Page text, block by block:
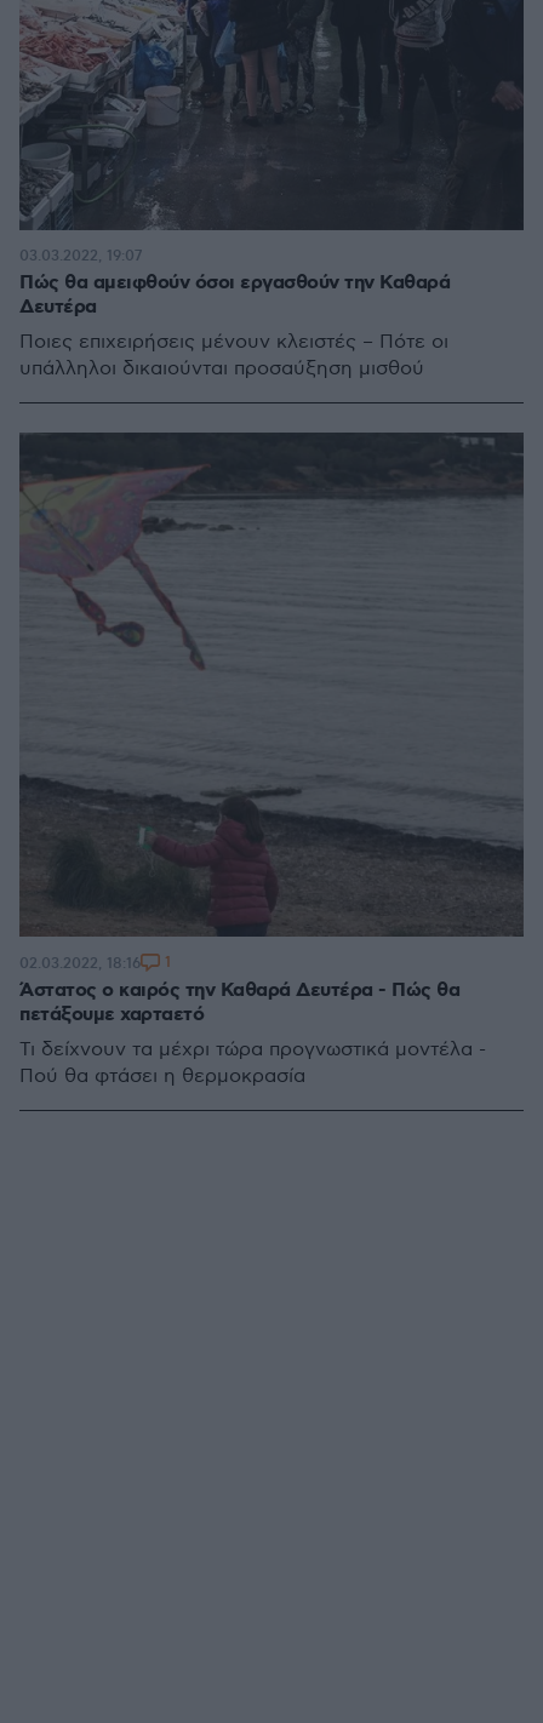
Πώς θα αμειφθούν όσοι εργασθούν την Καθαρά
Δευτέρα
Ποιες επιχειρήσεις μένουν κλειστές – Πότε οι
υπάλληλοι δικαιούνται προσαύξηση μισθού
03.03.2022, 19:07
Άστατος ο καιρός την Καθαρά Δευτέρα - Πώς θα
πετάξουμε χαρταετό
Τι δείχνουν τα μέχρι τώρα προγνωστικά μοντέλα -
Πού θα φτάσει η θερμοκρασία
02.03.2022, 18:16 1